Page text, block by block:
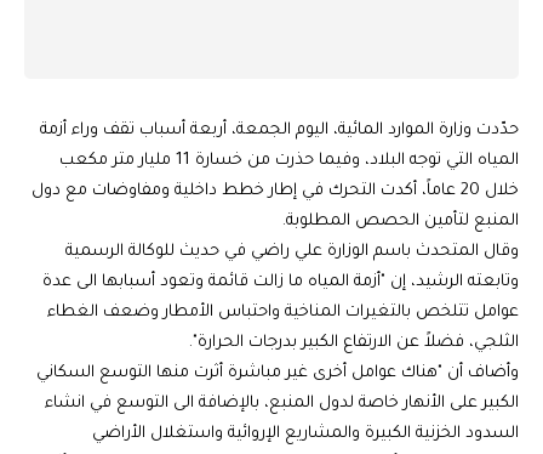
حدّدت وزارة الموارد المائية، اليوم الجمعة، أربعة أسباب تقف وراء أزمة
المياه التي توجه البلاد، وفيما حذرت من خسارة 11 مليار متر مكعب
خلال 20 عاماً، أكدت التحرك في إطار خطط داخلية ومفاوضات مع دول
المنبع لتأمين الحصص المطلوبة.
وقال المتحدث باسم الوزارة علي راضي في حديث للوكالة الرسمية
وتابعته الرشيد، إن "أزمة المياه ما زالت قائمة وتعود أسبابها الى عدة
عوامل تتلخص بالتغيرات المناخية واحتباس الأمطار وضعف الغطاء
الثلجي، فضلاً عن الارتفاع الكبير بدرجات الحرارة".
وأضاف أن "هناك عوامل أخرى غير مباشرة أثرت منها التوسع السكاني
الكبير على الأنهار خاصة لدول المنبع، بالإضافة الى التوسع في انشاء
السدود الخزنية الكبيرة والمشاريع الإروائية واستغلال الأراضي